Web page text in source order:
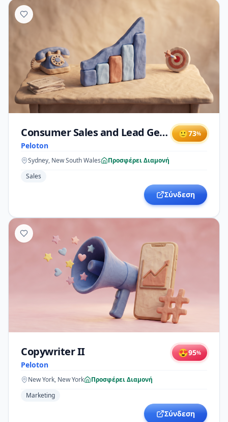
Consumer Sales and Lead Generation Specialist
Peloton
🙂73%
Sydney, New South Wales
Προσφέρει Διαμονή
Sales
Σύνδεση
Copywriter II
Peloton
😍95%
New York, New York
Προσφέρει Διαμονή
Marketing
Σύνδεση